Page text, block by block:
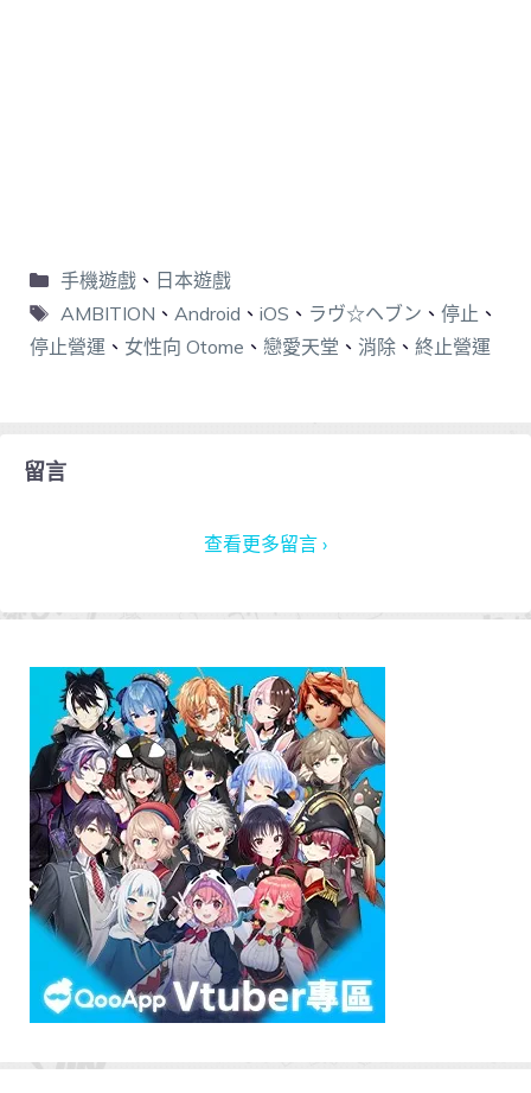
手機遊戲、 日本遊戲
AMBITION 、 Android 、 iOS 、 ラヴ☆ヘブン 、 停止 、
停止營運 、 女性向 Otome 、 戀愛天堂 、 消除 、 終止營運
留言
查看更多留言 ›